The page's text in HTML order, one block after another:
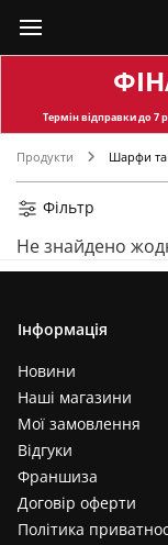
Термін відправкидо 7
Продукти Шарфи та
Фільтр
Не знайдено
Інформація
Новини
Наші магазини
Мої замовлення
Відгуки
Франшиза
Договір оферти
Політика